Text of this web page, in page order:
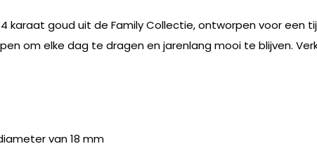
karaat goud uit de Family Collectie, ontworpen voor een
om elke dag te dragen en jarenlang mooi te blijven.
van 18 mm